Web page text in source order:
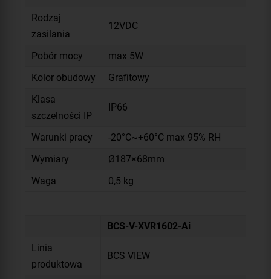
Rodzaj
zasilania
12VDC
Pobór mocy
max 5W
Kolor obudowy
Grafitowy
Klasa
szczelności IP
IP66
Warunki pracy
-20°C~+60°C max 95% RH
Wymiary
Ø187×68mm
Waga
0,5 kg
BCS-V-XVR1602-Ai
Linia
produktowa
BCS VIEW